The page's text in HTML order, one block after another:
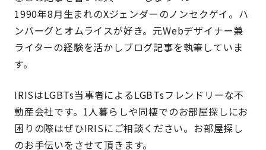
1990年8月生まれのXジェンダーのノンセクゲイ。ハ
ンバーグとオムライスが好き。元Webデザイナー兼
ライターの経験を活かしブログ記事を執筆していま
す。
IRISはLGBTs当事者によるLGBTsフレンドリーな不
動産会社です。1人暮らしや同棲でのお部屋探しにお
困りの際はぜひIRISにご相談ください。お部屋探し
のお手伝いをさせて頂きます。